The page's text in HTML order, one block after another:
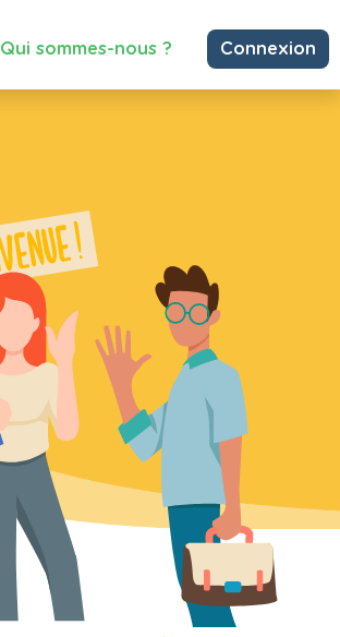
Qui sommes-nous ? Connexion